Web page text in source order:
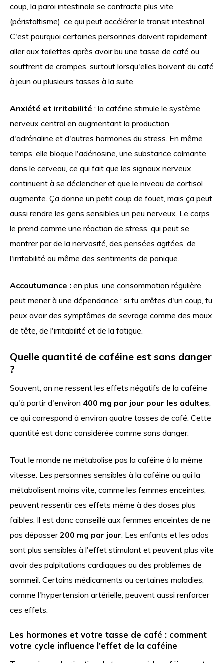
coup, la paroi intestinale se contracte plus vite
(péristaltisme), ce qui peut accélérer le transit intestinal.
C'est pourquoi certaines personnes doivent rapidement
aller aux toilettes après avoir bu une tasse de café ou
souffrent de crampes, surtout lorsqu'elles boivent du café
à jeun ou plusieurs tasses à la suite.
Anxiété et irritabilité : la caféine stimule le système
nerveux central en augmentant la production
d'adrénaline et d'autres hormones du stress. En même
temps, elle bloque l'adénosine, une substance calmante
dans le cerveau, ce qui fait que les signaux nerveux
continuent à se déclencher et que le niveau de cortisol
augmente. Ça donne un petit coup de fouet, mais ça peut
aussi rendre les gens sensibles un peu nerveux. Le corps
le prend comme une réaction de stress, qui peut se
montrer par de la nervosité, des pensées agitées, de
l'irritabilité ou même des sentiments de panique.
Accoutumance : en plus, une consommation régulière
peut mener à une dépendance : si tu arrêtes d'un coup, tu
peux avoir des symptômes de sevrage comme des maux
de tête, de l'irritabilité et de la fatigue.
Quelle quantité de caféine est sans danger
?
Souvent, on ne ressent les effets négatifs de la caféine
qu'à partir d'environ 400 mg par jour pour les adultes
ce qui correspond à environ quatre tasses de café. Cette
quantité est donc considérée comme sans danger.
Tout le monde ne métabolise pas la caféine à la même
vitesse. Les personnes sensibles à la caféine ou qui la
métabolisent moins vite, comme les femmes enceintes,
peuvent ressentir ces effets même à des doses plus
faibles. Il est donc conseillé aux femmes enceintes de ne
pas dépasser200 mg par jour . Les enfants et les ados
sont plus sensibles à l'effet stimulant et peuvent plus vite
avoir des palpitations cardiaques ou des problèmes de
sommeil. Certains médicaments ou certaines maladies,
comme l'hypertension artérielle, peuvent aussi renforcer
ces effets.
Les hormones et votre tasse de café : comment
votre cycle influence l'effet de la caféine